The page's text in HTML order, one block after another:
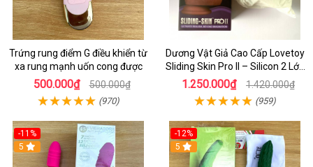
Trứng rung điểm G điều khiển từ
xa rung mạnh uốn cong được
500.000₫ 500.000₫
(970)
Dương Vật Giả Cao Cấp Lovetoy
Sliding Skin Pro II – Silicon 2 Lớp
Mềm Mịn, Rung Đa Tần Từ Xa
1.250.000₫ 1.420.000₫
(959)
-11%
5
-12%
5